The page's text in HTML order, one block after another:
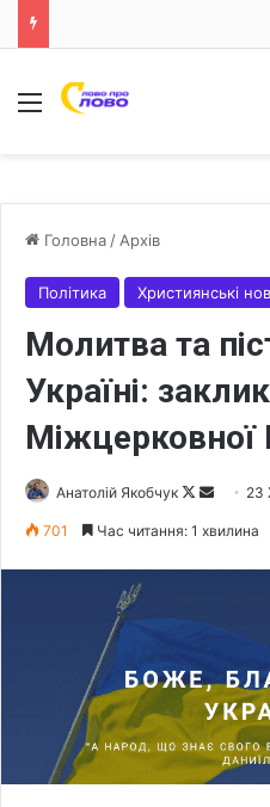
Меню
Головна / Архів
Політика Християнські
Молитва та
Україні:
Міжцерковної
Анатолій Якобчук
F
w
n
X
m
a
l
23
701 Час читання: 1 хвилина